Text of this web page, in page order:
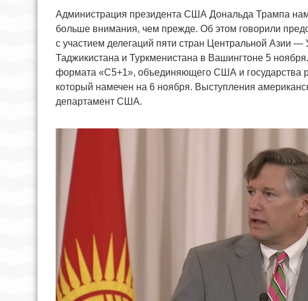
Администрация президента США Дональда Трампа
больше внимания, чем прежде. Об этом говорили
с участием делегаций пяти стран Центральной Азии —
Таджикистана и Туркменистана в Вашингтоне 5
формата «C5+1», объединяющего США и государства
который намечен на 6 ноября. Выступления
департамент США.